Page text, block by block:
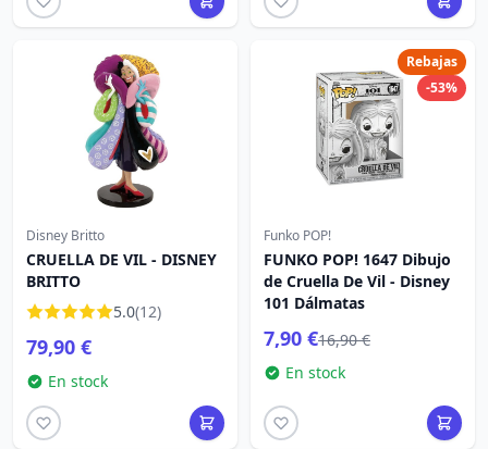
Disney Britto
CRUELLA DE VIL - DISNEY
BRITTO
5.0(12)
79,90 €
En stock
Rebajas
-53%
Funko POP!
FUNKO POP! 1647 Dibujo
de Cruella De Vil - Disney
101 Dálmatas
7,90 €16,90 €
En stock